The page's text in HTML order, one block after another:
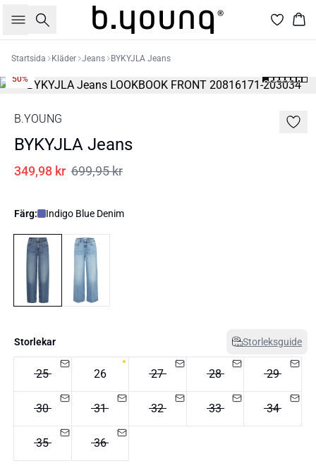
Sök
Startsida Kläder Jeans BYKYJLA Jeans
50%
B.YOUNG
BYKYJLA Jeans
349,98 kr 699,95 kr
Färg: Indigo Blue Denim
Storlekar Storleksguide
25 26 27 28 29
30 31 32 33 34
35 36